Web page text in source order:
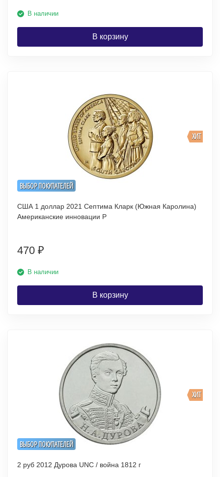
В наличии
В корзину
ВЫБОР ПОКУПАТЕЛЕЙ
ХИТ
США 1 доллар 2021 Септима Кларк (Южная Каролина)
Американские инновации P
470 ₽
В наличии
В корзину
ВЫБОР ПОКУПАТЕЛЕЙ
ХИТ
2 руб 2012 Дурова UNC / война 1812 г